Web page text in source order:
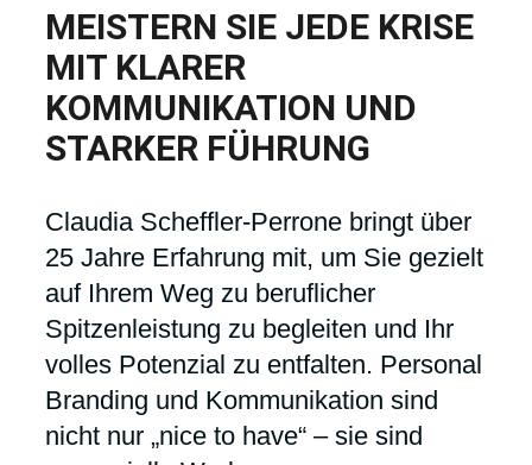
MEISTERN SIE JEDE KRISE
MIT KLARER
KOMMUNIKATION UND
STARKER FÜHRUNG
Claudia Scheffler-Perrone bringt über
25 Jahre Erfahrung mit, um Sie gezielt
auf Ihrem Weg zu beruflicher
Spitzenleistung zu begleiten und Ihr
volles Potenzial zu entfalten. Personal
Branding und Kommunikation sind
nicht nur „nice to have“ – sie sind